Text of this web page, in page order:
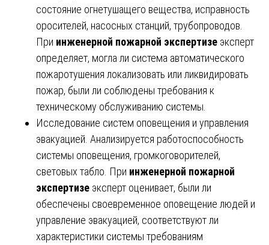
состояние огнетушащего вещества, исправность
оросителей, насосных станций, трубопроводов.
При инженерной пожарной экспертизе эксперт
определяет, могла ли система автоматического
пожаротушения локализовать или ликвидировать
пожар, были ли соблюдены требования к
техническому обслуживанию системы.
Исследование систем оповещения и управления
эвакуацией. Анализируется работоспособность
системы оповещения, громкоговорителей,
световых табло. При инженерной пожарной
экспертизе эксперт оценивает, были ли
обеспечены своевременное оповещение людей и
управление эвакуацией, соответствуют ли
характеристики системы требованиям